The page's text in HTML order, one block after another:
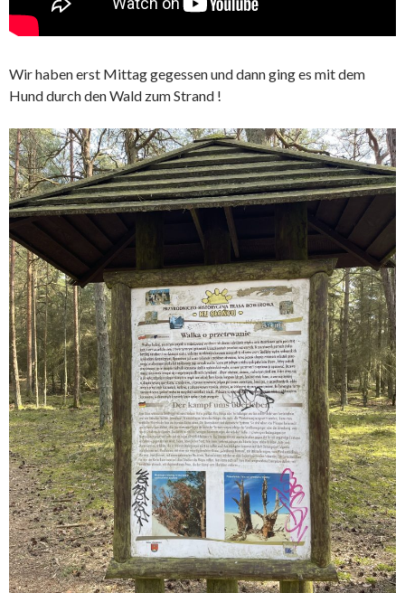
Wir haben erst Mittag gegessen und dann ging es mit dem
Hund durch den Wald zum Strand !